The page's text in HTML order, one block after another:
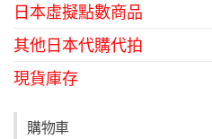
日本虛擬點數商品
其他日本代購代拍
現貨庫存
購物車